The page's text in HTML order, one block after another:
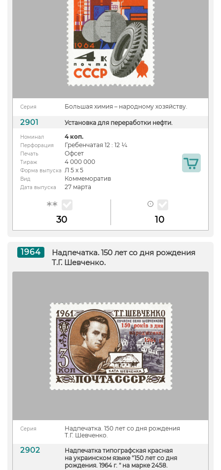
Серия Большая химия – народному хозяйству.
2901 Установка для переработки нефти.
Номинал 4 коп.
Перфорация Гребенчатая 12 : 12 ¼
Печать Офсет
Тираж 4 000 000
Форма выпуска Л 5 х 5
Вид Коммеморатив
Дата выпуска 27 марта
30 10
1964
Надпечатка. 150 лет со дня рождения
Т.Г. Шевченко.
Серия
Надпечатка. 150 лет со дня рождения
Т.Г. Шевченко.
2902
Надпечатка типографская красная
на украинском языке "150 лет со дня
рождения. 1964 г. " на марке 2458.